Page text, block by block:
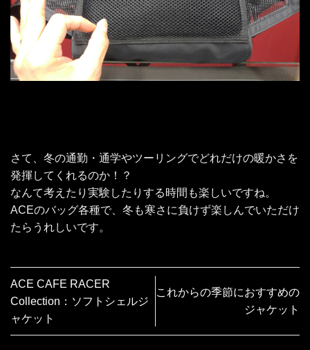
さて、冬の通勤・通学やツーリングでどれだけの暖かさを
発揮してくれるのか！？
なんて考えたり実験したりする時間も楽しいですね。
ACEのバッグ各種で、冬も寒さに負けず楽しんでいただけ
たらうれしいです。
ACE CAFE RACER
Collection：ソフトシェルジ
ャケット
これからの季節におすすめの
ジャケット